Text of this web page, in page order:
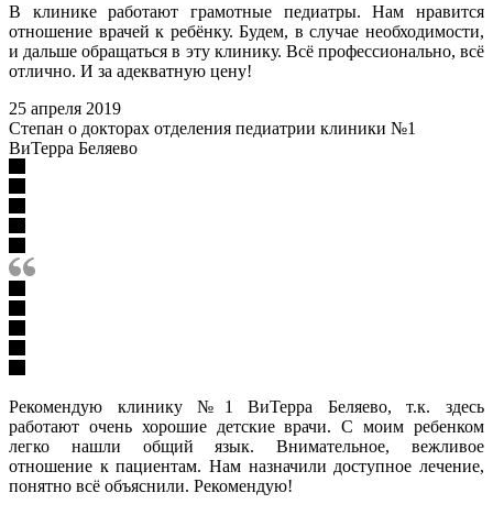
В клинике работают грамотные педиатры. Нам нравится
отношение врачей к ребёнку. Будем, в случае необходимости,
и дальше обращаться в эту клинику. Всё профессионально, всё
отлично. И за адекватную цену!
25 апреля 2019
Степан о докторах отделения педиатрии клиники №1
ВиТерра Беляево
Рекомендую клинику №1 ВиТерра Беляево, т.к. здесь
работают очень хорошие детские врачи. С моим ребенком
легко нашли общий язык. Внимательное, вежливое
отношение к пациентам. Нам назначили доступное лечение,
понятно всё объяснили. Рекомендую!